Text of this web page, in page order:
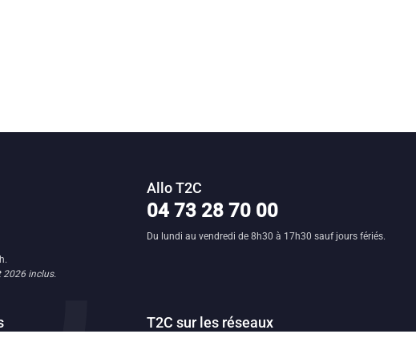
clermontoise
2026 inclus.
Allo T2C
04 73 28 70 00
Du lundi au vendredi de 8h30 à 17h30 sauf jours fériés.
T2C sur les réseaux